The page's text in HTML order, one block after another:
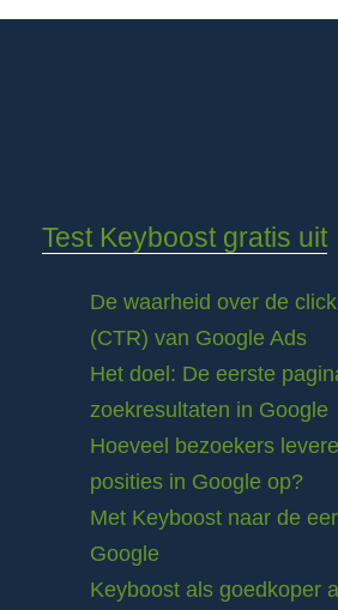
Test Keyboost gratis uit
De waarheid over de
(CTR) van Google Ads
Het doel: De eerste
zoekresultaten in Google
Hoeveel bezoekers
posities in Google op?
Met Keyboost naar de
Google
Keyboost als goedkoper